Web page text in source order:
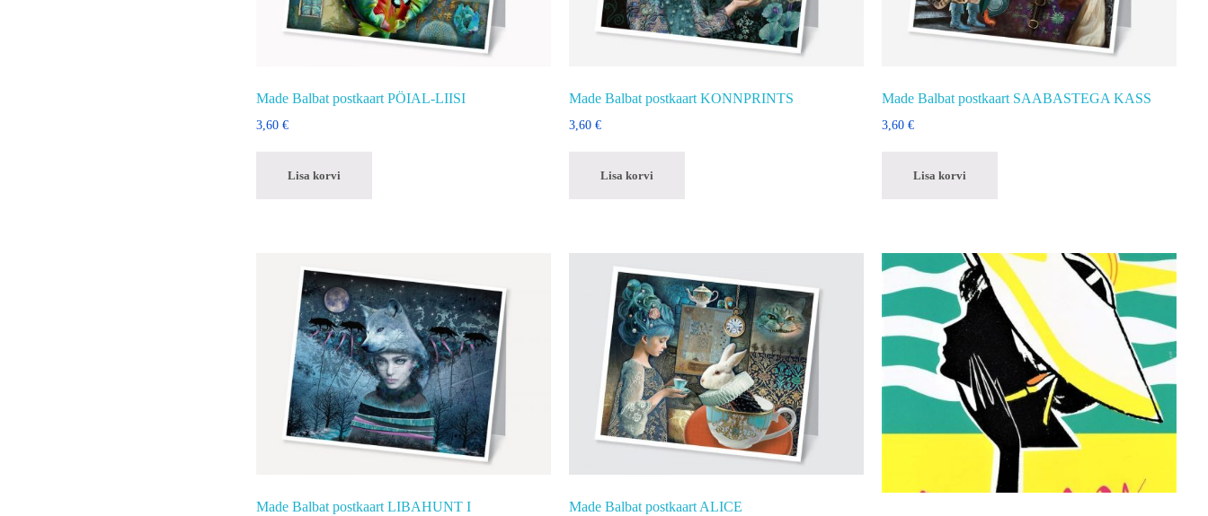
Made Balbat postkaart PÖIAL-LIISI
3,60 €
Lisa korvi
Made Balbat postkaart KONNPRINTS
3,60 €
Lisa korvi
Made Balbat postkaart SAABASTEGA KASS
3,60€
Lisa korvi
Made Balbat postkaart LIBAHUNT I Made Balbat postkaart ALICE